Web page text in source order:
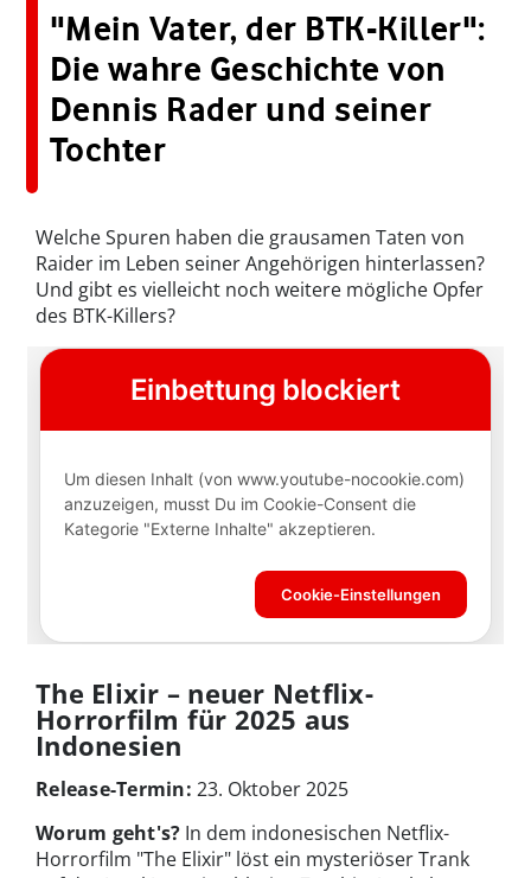
"Mein Vater, der BTK-Killer":
Die wahre Geschichte von
Dennis Rader und seiner
Tochter
Welche Spuren haben die grausamen Taten von
Raider im Leben seiner Angehörigen hinterlassen?
Und gibt es vielleicht noch weitere mögliche Opfer
des BTK-Killers?
The Elixir – neuer Netflix-
Horrorfilm für 2025 aus
Indonesien
Release-Termin: 23. Oktober 2025
Worum geht's? In dem indonesischen Netflix-
Horrorfilm "The Elixir" löst ein mysteriöser Trank